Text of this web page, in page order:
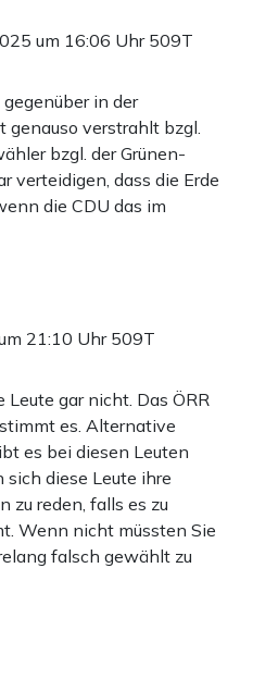
um 16:06 Uhr 509T
in der
genauso verstrahlt bzgl.
bzgl. der Grünen-
verteidigen, dass die Erde
die CDU das im
21:10 Uhr 509T
gar nicht. Das ÖRR
es. Alternative
es bei diesen Leuten
sich diese Leute ihre
zu reden, falls es zu
Wenn nicht müssten Sie
falsch gewählt zu